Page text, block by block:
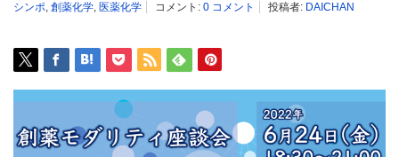
シンポ, 創薬化学, 医薬化学 コメント: 0 コメント 投稿者: DAICHAN